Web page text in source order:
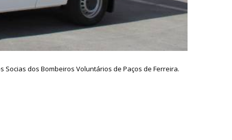
dos Bombeiros Voluntários de Paços de Ferreira.